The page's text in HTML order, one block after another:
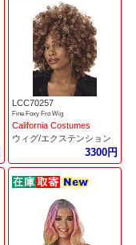
LCC70257
Fine Foxy Fro Wig
California Costumes
ウィグ/エクステンション
3300円